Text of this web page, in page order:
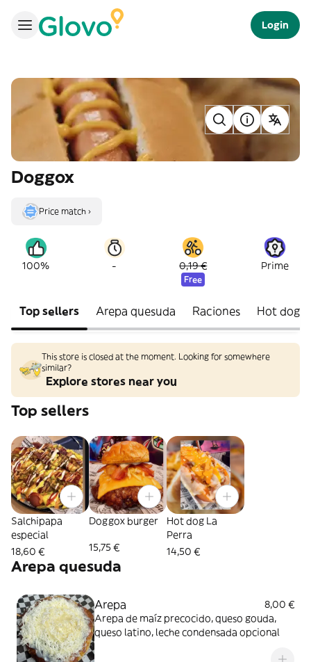
Login
Doggox
Price match ›
100% - 0,19 €
Free
Prime
Top sellers Arepa quesuda Raciones Hot dog
This store is closed at the moment. Looking for somewhere
similar?
Explore stores near you
Top sellers
Salchipapa
especial
18,60 €
Doggox burger
15,75 €
Hot dog La
Perra
14,50 €
Arepa quesuda
Arepa
8,00 €
Arepa de maíz precocido, queso gouda,
queso latino, leche condensada opcional